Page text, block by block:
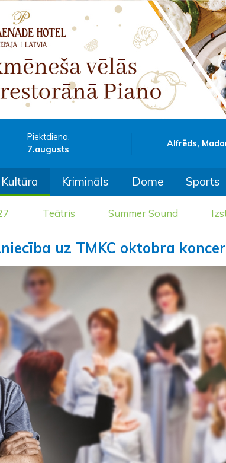
Piektdiena,
7.augusts
Alfrēds,
Kultūra Krimināls Dome Sports
Teātris Summer Sound
uz TMKC oktobra